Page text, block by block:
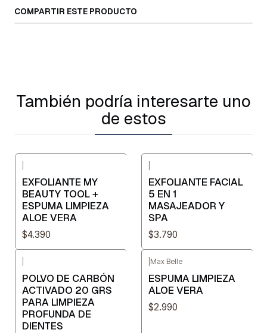
COMPARTIR ESTE PRODUCTO
También podría interesarte uno
de estos
EXFOLIANTE MY
BEAUTY TOOL +
ESPUMA LIMPIEZA
ALOE VERA
$4.390
EXFOLIANTE FACIAL
5 EN 1
MASAJEADOR Y
SPA
$3.790
POLVO DE CARBÓN
ACTIVADO 20 GRS
PARA LIMPIEZA
PROFUNDA DE
DIENTES
Max Belle
ESPUMA LIMPIEZA
ALOE VERA
$2.990